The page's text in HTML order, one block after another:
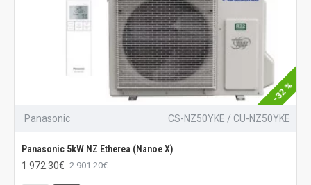
-32 %
Panasonic CS-NZ50YKE / CU-NZ50YKE
Panasonic 5kW NZ Etherea (Nanoe X)
1 972.30€ 2 901.20€